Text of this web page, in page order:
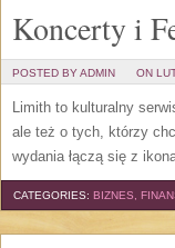
Koncerty i
POSTED BY ADMIN ON
Limith to kulturalny
ale też o tych, którzy
wydania łączą się z
CATEGORIES: BIZNES,